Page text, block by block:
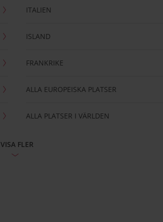
ITALIEN
ISLAND
FRANKRIKE
ALLA EUROPEISKA PLATSER
ALLA PLATSER I VÄRLDEN
VISA FLER